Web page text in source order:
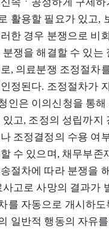
활용할 필요가 있고,
한 경우 분쟁으로 비
쟁을 해결할 수 있는
, 의료분쟁 조정절차
정된다. 조정절차가
인은 이의신청을 통해
고, 조정의 성립까지
조정결정의 수용 여
수 있으며, 채무부존
절차에 따라 분쟁을
고로 사망의 결과가
를 자동으로 개시하도
일반적 행동의 자유